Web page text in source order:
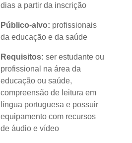
dias a partir da inscrição
Público-alvo: profissionais
da educação e da saúde
Requisitos: ser estudante ou
profissional na área da
educação ou saúde,
compreensão de leitura em
língua portuguesa e possuir
equipamento com recursos
de áudio e vídeo